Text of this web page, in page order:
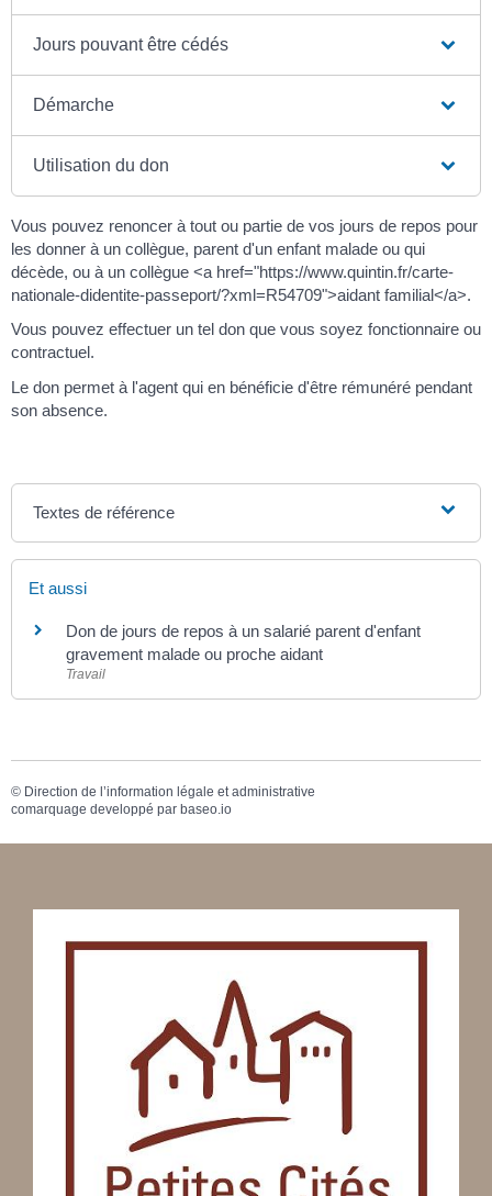
Jours pouvant être cédés
Démarche
Utilisation du don
Vous pouvez renoncer à tout ou partie de vos jours de repos pour
les donner à un collègue, parent d'un enfant malade ou qui
décède, ou à un collègue <a href="https://www.quintin.fr/carte-
nationale-didentite-passeport/?xml=R54709">aidant familial</a>.
Vous pouvez effectuer un tel don que vous soyez fonctionnaire ou
contractuel.
Le don permet à l'agent qui en bénéficie d'être rémunéré pendant
son absence.
Textes de référence
Et aussi
Don de jours de repos à un salarié parent d'enfant
gravement malade ou proche aidant
Travail
© Direction de l’information légale et administrative
comarquage developpé par baseo.io